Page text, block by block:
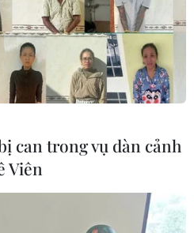
can trong vụ dàn cảnh
Viên